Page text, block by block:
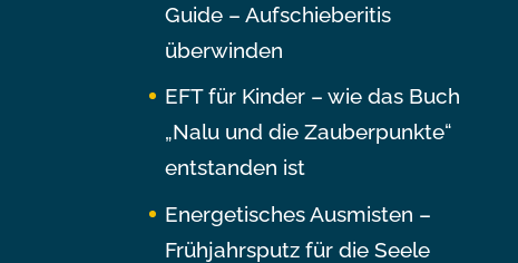
Guide – Aufschieberitis
überwinden
EFT für Kinder – wie das Buch
„Nalu und die Zauberpunkte“
entstanden ist
Energetisches Ausmisten –
Frühjahrsputz für die Seele